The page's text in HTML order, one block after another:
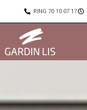
indholdet
RING 70 10 07 17